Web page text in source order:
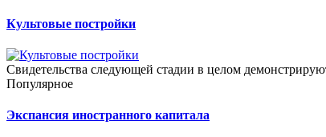
Культовые постройки
Свидетельства следующей стадии в целом
Популярное
Экспансия иностранного капитала